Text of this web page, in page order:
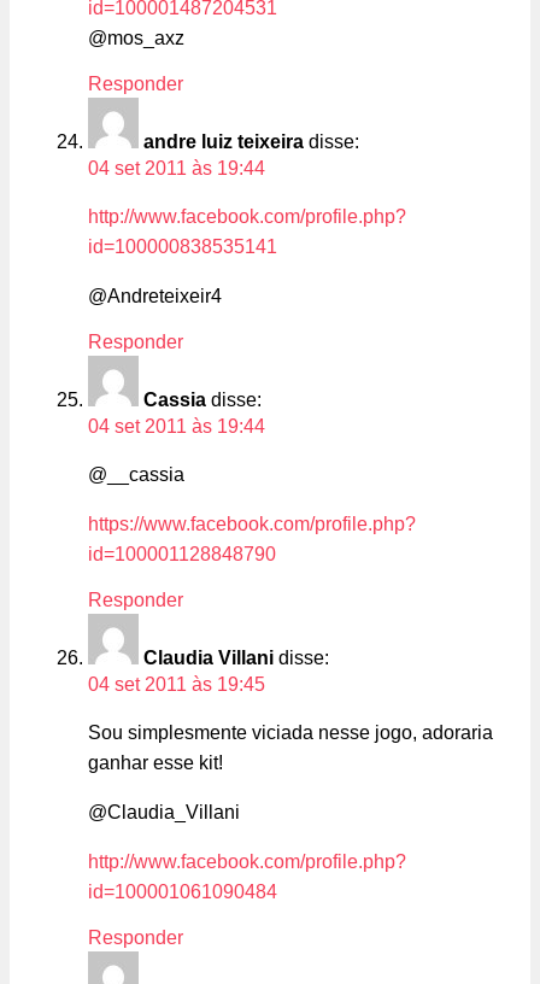
id=100001487204531
@mos_axz
Responder
andre luiz teixeira disse:
04 set 2011 às 19:44
http://www.facebook.com/profile.php?
id=100000838535141
@Andreteixeir4
Responder
Cassia disse:
04 set 2011 às 19:44
@__cassia
https://www.facebook.com/profile.php?
id=100001128848790
Responder
Claudia Villani disse:
04 set 2011 às 19:45
Sou simplesmente viciada nesse jogo, adoraria
ganhar esse kit!
@Claudia_Villani
http://www.facebook.com/profile.php?
id=100001061090484
Responder